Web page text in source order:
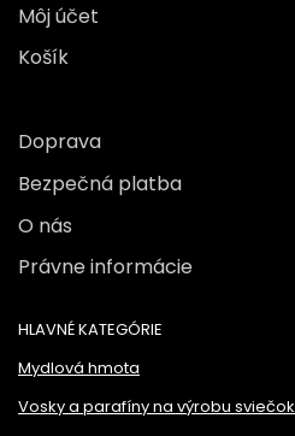
Môj účet
Košík
Doprava
Bezpečná platba
O nás
Právne informácie
HLAVNÉ KATEGÓRIE
Mydlová hmota
Vosky a parafíny na výrobu sviečok